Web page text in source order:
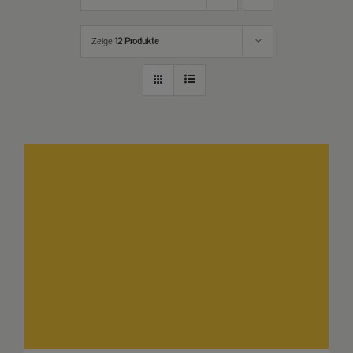
Zeige 12 Produkte